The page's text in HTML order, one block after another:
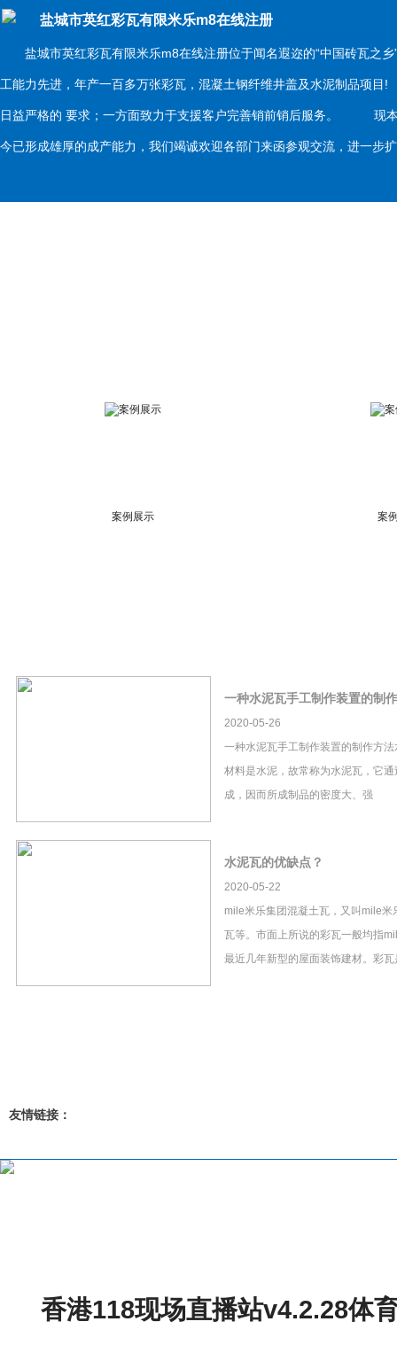
盐城市英红彩瓦有限米乐m8在线注册
盐城市英红彩瓦有限米乐m8在线注册位于闻名遐迩的“中国砖瓦之乡
工能力先进，年产一百多万张彩瓦，混凝土钢纤维井盖及水泥制品项
日益严格的 要求；一方面致力于支援客户完善销前销后服务。 现本
今已形成雄厚的成产能力，我们竭诚欢迎各部门来函参观交流，进一
案例展示 案
一种水泥瓦手工制作装置的制
2020-05-26
一种水泥瓦手工制作装置的制作方
材料是水泥，故常称为水泥瓦，它
成，因而所成制品的密度大、强
水泥瓦的优缺点？
2020-05-22
mile米乐集团混凝土瓦，又叫mile米
瓦等。市面上所说的彩瓦一般均指
最近几年新型的屋面装饰建材。彩
友情链接：
香港118现场直播站v4.2.28体